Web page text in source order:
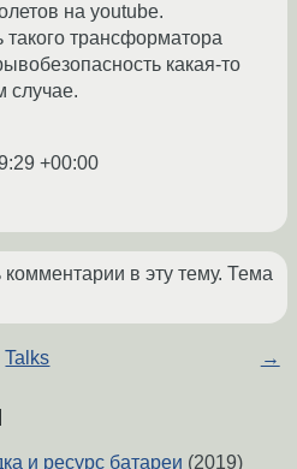
на youtube.
трансформатора
какая-то
случае.
+00:00
в эту тему. Тема
Talks →
и ресурс батареи (2019)